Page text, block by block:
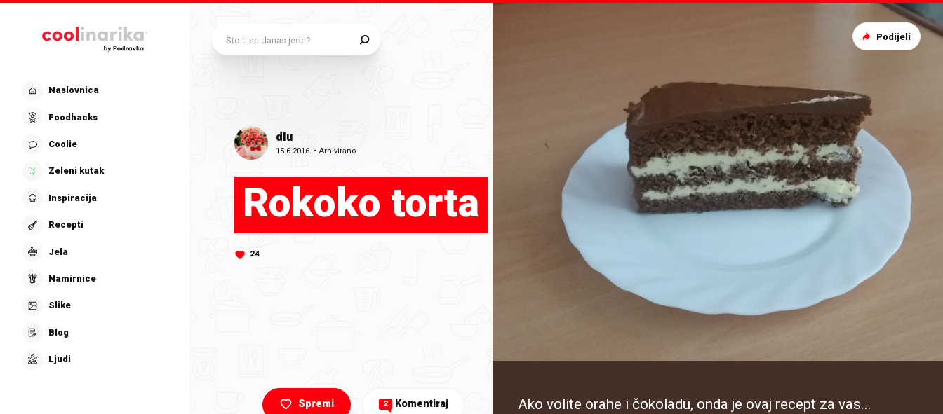
Naslovnica
Foodhacks
Coolie
Zeleni kutak
Inspiracija
Recepti
Jela
Namirnice
Slike
Blog
Ljudi
dlu
15.6.2016. •Arhivirano
Rokoko torta
24
Ako volite orahe i čokoladu, onda je ovaj recept za vas...
Spremi 2 Komentiraj
Podijeli
Što ti se danas jede?